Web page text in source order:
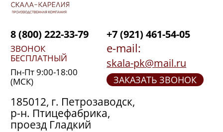
8 (800) 222-33-79
ЗВОНОК
БЕСПЛАТНЫЙ
Пн-Пт 9:00-18:00
(МСК)
+7 (921) 461-54-05
e-mail:
skala-pk@mail.ru
ЗАКАЗАТЬ ЗВОНОК
185012, г. Петрозаводск,
р-н. Птицефабрика,
проезд Гладкий